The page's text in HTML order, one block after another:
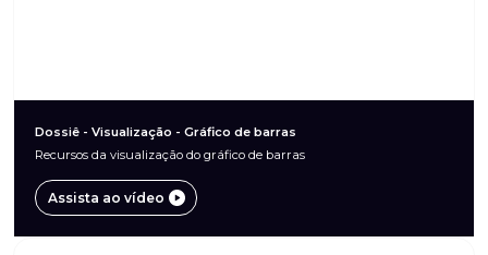
Dossiê - Visualização - Gráfico de barras
Recursos da visualização do gráfico de barras
Assista ao vídeo